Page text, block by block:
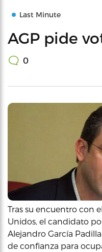
Last Minute
AGP pide
0
Tras su encuentro con
Unidos, el candidato
Alejandro García
de confianza para